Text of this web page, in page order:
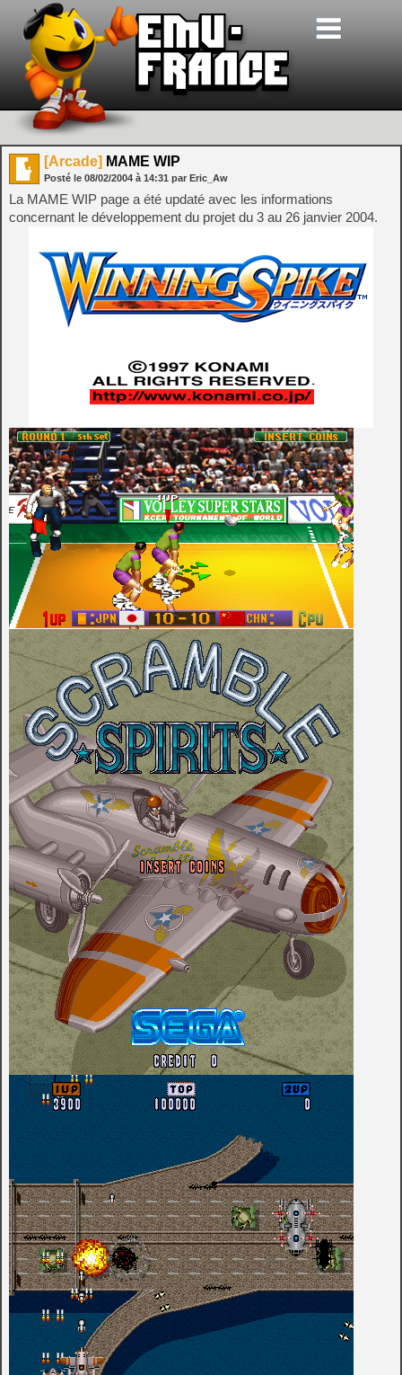
[Arcade] MAME WIP
Posté le 08/02/2004 à 14:31 par Eric_Aw
La MAME WIP page a été updaté avec les informations
concernant le développement du projet du 3 au 26 janvier 2004.